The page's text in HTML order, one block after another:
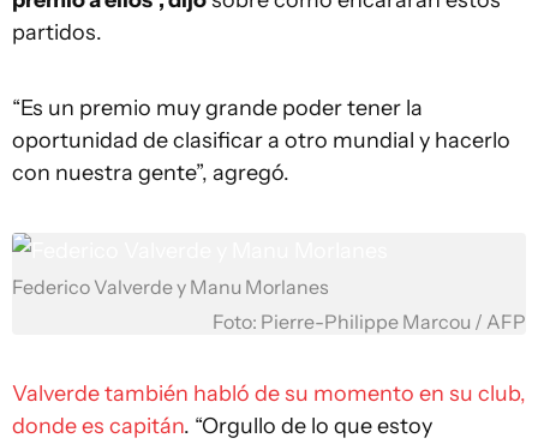
partidos.
“Es un premio muy grande poder tener la
oportunidad de clasificar a otro mundial y hacerlo
con nuestra gente”, agregó.
Federico Valverde y Manu Morlanes
Foto: Pierre-Philippe Marcou / AFP
Valverde también habló de su momento en su club,
donde es capitán. “Orgullo de lo que estoy